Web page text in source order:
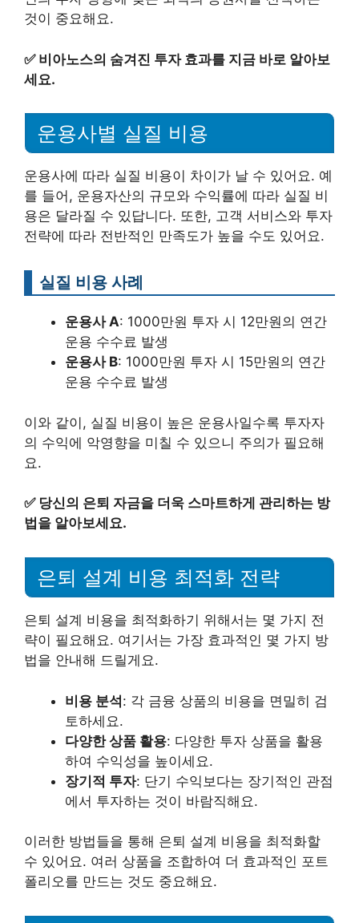
것이 중요해요.
✅ 비아노스의 숨겨진 투자 효과를 지금 바로 알아보
세요.
운용사별 실질 비용
운용사에 따라 실질 비용이 차이가 날 수 있어요. 예
를 들어, 운용자산의 규모와 수익률에 따라 실질 비
용은 달라질 수 있답니다. 또한, 고객 서비스와 투자
전략에 따라 전반적인 만족도가 높을 수도 있어요.
실질 비용 사례
운용사 A: 1000만원 투자 시 12만원의 연간
운용 수수료 발생
운용사 B: 1000만원 투자 시 15만원의 연간
운용 수수료 발생
이와 같이, 실질 비용이 높은 운용사일수록 투자자
의 수익에 악영향을 미칠 수 있으니 주의가 필요해
요.
✅ 당신의 은퇴 자금을 더욱 스마트하게 관리하는 방
법을 알아보세요.
은퇴 설계 비용 최적화 전략
은퇴 설계 비용을 최적화하기 위해서는 몇 가지 전
략이 필요해요. 여기서는 가장 효과적인 몇 가지 방
법을 안내해 드릴게요.
비용 분석: 각 금융 상품의 비용을 면밀히 검
토하세요.
다양한 상품 활용: 다양한 투자 상품을 활용
하여 수익성을 높이세요.
장기적 투자: 단기 수익보다는 장기적인 관점
에서 투자하는 것이 바람직해요.
이러한 방법들을 통해 은퇴 설계 비용을 최적화할
수 있어요. 여러 상품을 조합하여 더 효과적인 포트
폴리오를 만드는 것도 중요해요.